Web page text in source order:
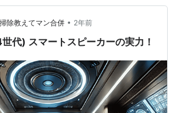
外！ asanoyoko.com いろいろAmazon
のか、去年この記事に熱く書い…
除教えてマン合併 • 2年前
代) スマートスピーカーの実力！